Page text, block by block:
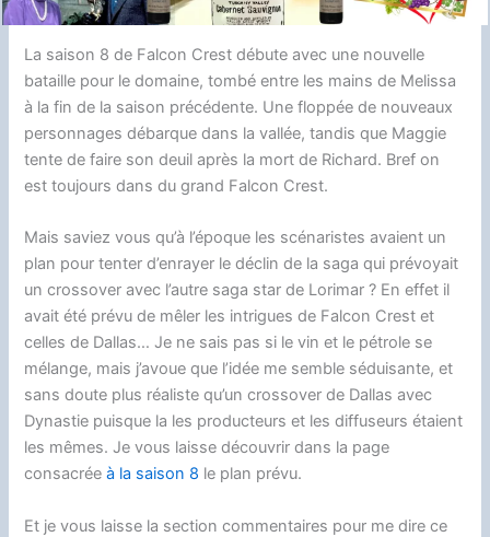
o
k
t
k
n
r
d
d
i
k
a
g
e
r
La saison 8 de Falcon Crest débute avec une nouvelle
bataille pour le domaine, tombé entre les mains de Melissa
à la fin de la saison précédente. Une floppée de nouveaux
personnages débarque dans la vallée, tandis que Maggie
tente de faire son deuil après la mort de Richard. Bref on
est toujours dans du grand Falcon Crest.
Mais saviez vous qu’à l’époque les scénaristes avaient un
plan pour tenter d’enrayer le déclin de la saga qui prévoyait
un crossover avec l’autre saga star de Lorimar ? En effet il
avait été prévu de mêler les intrigues de Falcon Crest et
celles de Dallas… Je ne sais pas si le vin et le pétrole se
mélange, mais j’avoue que l’idée me semble séduisante, et
sans doute plus réaliste qu’un crossover de Dallas avec
Dynastie puisque la les producteurs et les diffuseurs étaient
les mêmes. Je vous laisse découvrir dans la page
consacréeà la saison 8 le plan prévu.
Et je vous laisse la section commentaires pour me dire ce